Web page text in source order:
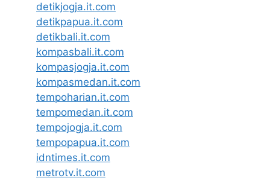
detikjogja.it.com
detikpapua.it.com
detikbali.it.com
kompasbali.it.com
kompasjogja.it.com
kompasmedan.it.com
tempoharian.it.com
tempomedan.it.com
tempojogja.it.com
tempopapua.it.com
idntimes.it.com
metrotv.it.com